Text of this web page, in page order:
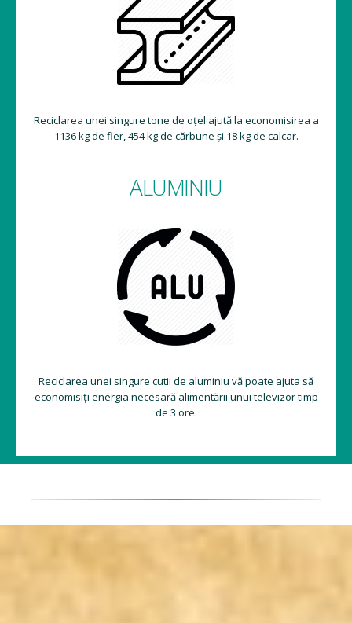
Reciclarea unei singure tone de oțel ajută la economisirea a
1136 kg de fier, 454 kg de cărbune și 18 kg de calcar.
ALUMINIU
Reciclarea unei singure cutii de aluminiu vă poate ajuta să
economisiți energia necesară alimentării unui televizor timp
de 3 ore.